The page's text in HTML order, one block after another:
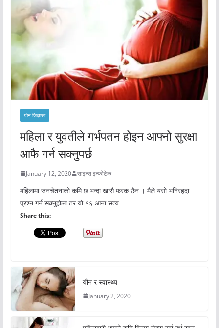
यौन जिज्ञासा
महिला र युवतीले गर्भपतन होइन आफ्नो सुरक्षा
आफै गर्न सक्नुपर्छ
January 12, 2020 साइन्स इन्फोटेक
महिलामा जनचेतनाको कमि छ भन्दा खासै फरक छैन । मैले यसो भनिरहदा
प्रश्न गर्न सक्नुहोला तर यो १६ आना सत्य
Share this:
यौन र स्वास्थ्य
January 2, 2020